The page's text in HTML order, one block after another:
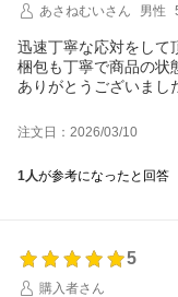
あさねむいさん
男性
迅速丁寧な応対をして
梱包も丁寧で商品の状
ありがとうございまし
注文日：2026/03/10
1人が参考になったと回答
5
購入者さん